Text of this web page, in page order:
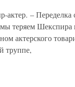
актер. –
теряем
актерского
труппе,